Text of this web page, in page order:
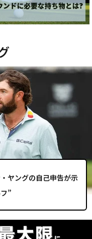
ヤングの自己申告が示
”